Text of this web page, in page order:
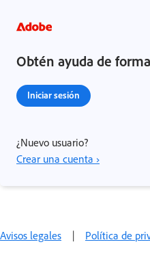
Obtén ayuda de
Iniciar sesión
¿Nuevo usuario?
Crear una cuenta ›
Avisos legales | Política de